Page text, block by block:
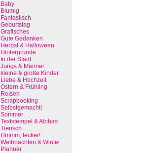
Baby
Blumig
Fantastisch
Geburtstag
Grafisches
Gute Gedanken
Herbst & Halloween
Hintergründe
In der Stadt
Jungs & Männer
kleine & große Kinder
Liebe & Hochzeit
Ostern & Frühling
Reisen
Scrapbooking
Selbstgemacht!
Sommer
Textstempel & Alphas
Tierisch
Hmmm, lecker!
Weihnachten & Winter
Planner